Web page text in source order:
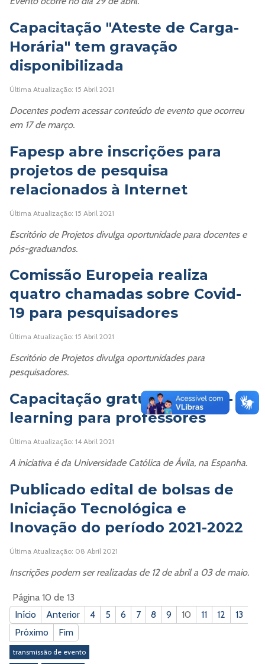
Capacitação "Ateste de Carga-
Horária" tem gravação
disponibilizada
Última Atualização: 15 Abril 2021
Docentes podem acessar conteúdo de evento que ocorreu
em 17 de março.
Fapesp abre inscrições para
projetos de pesquisa
relacionados à Internet
Última Atualização: 15 Abril 2021
Escritório de Projetos divulga oportunidade para docentes e
pós-graduandos.
Comissão Europeia realiza
quatro chamadas sobre Covid-
19 para pesquisadores
Última Atualização: 15 Abril 2021
Escritório de Projetos divulga oportunidades para
pesquisadores.
Capacitação gratuita sobre e-
learning para professores
Última Atualização: 14 Abril 2021
A iniciativa é da Universidade Católica de Ávila, na Espanha.
Publicado edital de bolsas de
Iniciação Tecnológica e
Inovação do período 2021-2022
Última Atualização: 08 Abril 2021
Inscrições podem ser realizadas de 12 de abril a 03 de maio.
Página 10 de 13
Início
Anterior 4 5 6 7 8 9 10 11 12
13
Próximo
Fim
transmissão de evento